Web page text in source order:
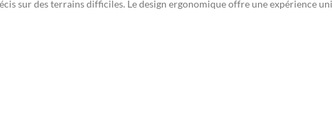
sur des terrains difficiles. Le design ergonomique offre une expérience